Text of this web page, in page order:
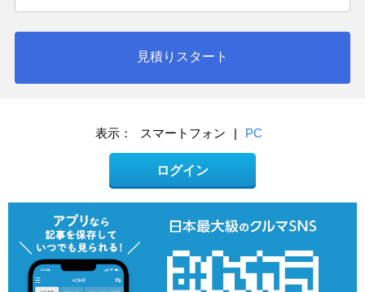
見積りスタート
表示： スマートフォン | PC
ログイン